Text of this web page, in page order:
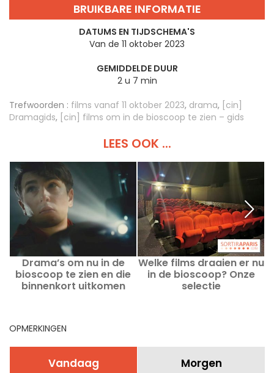
BRUIKBARE INFORMATIE
DATUMS EN TIJDSCHEMA'S
Van de 11 oktober 2023
GEMIDDELDE DUUR
2 u 7 min
Trefwoorden : films vanaf 11 oktober 2023, drama, [cin]
Dramagids, [cin] films om in de bioscoop te zien – gids
LEES OOK ...
Drama’s om nu in de
bioscoop te zien en die
binnenkort uitkomen
Welke films draaien er nu
in de bioscoop? Onze
selectie
OPMERKINGEN
Vandaag Morgen